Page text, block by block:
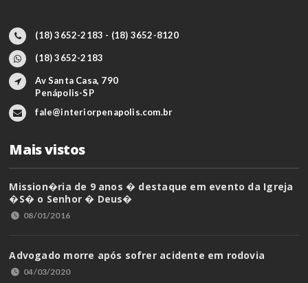
(18) 3652-2183 - (18) 3652-8120
(18) 3652-2183
Av Santa Casa, 790
Penápolis-SP
fale@interiorpenapolis.com.br
Mais vistos
Mission�ria de 9 anos � destaque em evento da Igreja
�S� o Senhor � Deus�
08/01/2016
Advogado morre após sofrer acidente em rodovia
04/03/2020